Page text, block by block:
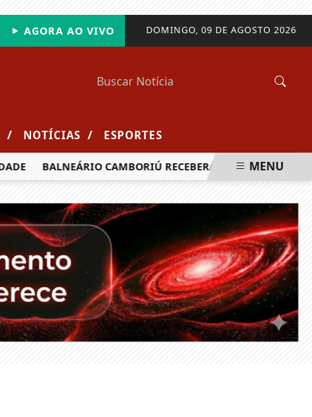
DOMINGO, 09 DE AGOSTO 2026
AGORA AO VIVO
/ NOTÍCIAS / ESPORTES
BALNEÁRIO CAMBORIÚ RECEBERÁ MAIS DE 120 MENU